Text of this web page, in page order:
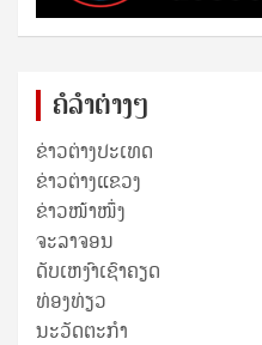
ຄໍລຳຕ່າງໆ
ຂ່າວຕ່າງປະເທດ
ຂ່າວ​ຕ່າງ​ແຂວງ
ຂ່າວໜ້າໜຶ່ງ
ຈະລາຈອນ
ດັບເຫງົາເຊົາຄຽດ
ທ່ອງທ່ຽວ
ນະວັດຕະກໍາ